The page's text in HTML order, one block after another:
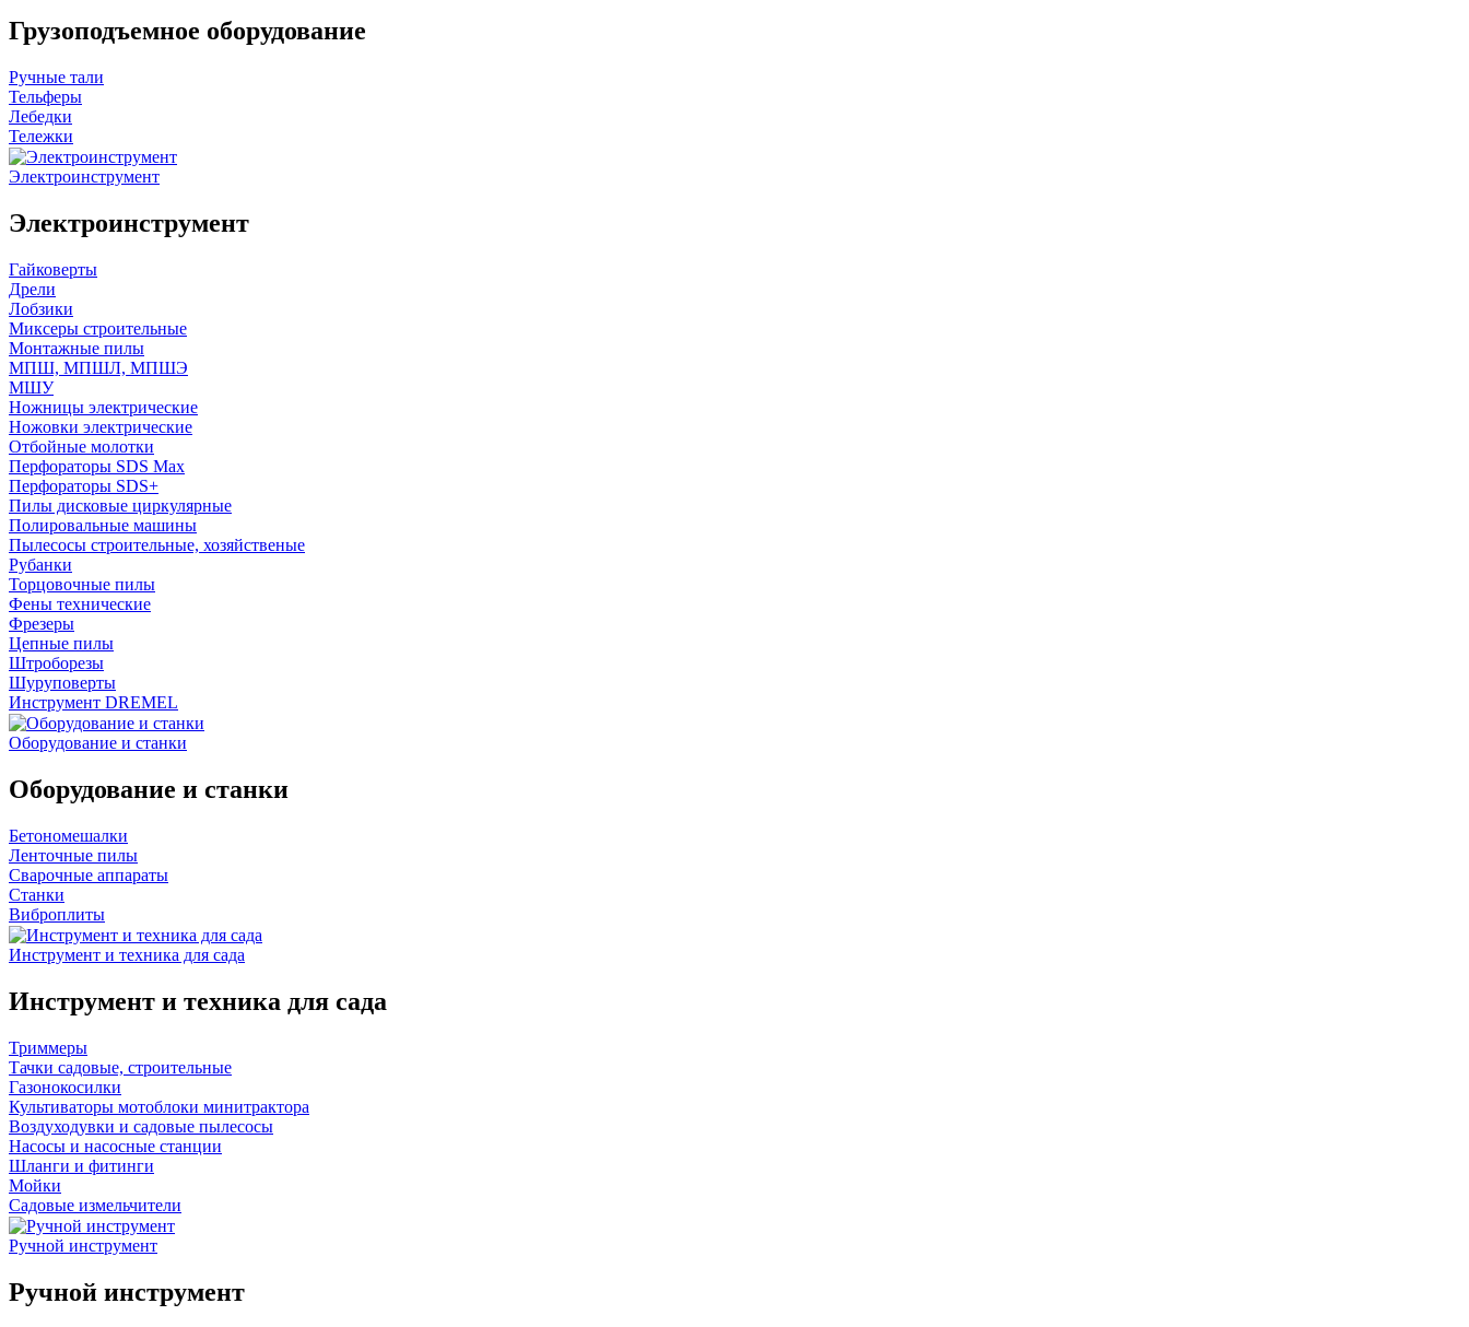
Грузоподъемное оборудование
Ручные тали
Тельферы
Лебедки
Тележки
Электроинструмент
Электроинструмент
Гайковерты
Дрели
Лобзики
Миксеры строительные
Монтажные пилы
МПШ, МПШЛ, МПШЭ
МШУ
Ножницы электрические
Ножовки электрические
Отбойные молотки
Перфораторы SDS Max
Перфораторы SDS+
Пилы дисковые циркулярные
Полировальные машины
Пылесосы строительные, хозяйственые
Рубанки
Торцовочные пилы
Фены технические
Фрезеры
Цепные пилы
Штроборезы
Шуруповерты
Инструмент DREMEL
Оборудование и станки
Оборудование и станки
Бетономешалки
Ленточные пилы
Сварочные аппараты
Станки
Виброплиты
Инструмент и техника для сада
Инструмент и техника для сада
Триммеры
Тачки садовые, строительные
Газонокосилки
Культиваторы мотоблоки минитрактора
Воздуходувки и садовые пылесосы
Насосы и насосные станции
Шланги и фитинги
Мойки
Садовые измельчители
Ручной инструмент
Ручной инструмент